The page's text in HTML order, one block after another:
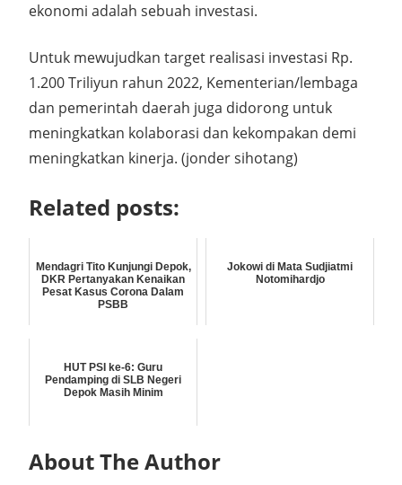
ekonomi adalah sebuah investasi.
Untuk mewujudkan target realisasi investasi Rp.
1.200 Triliyun rahun 2022, Kementerian/lembaga
dan pemerintah daerah juga didorong untuk
meningkatkan kolaborasi dan kekompakan demi
meningkatkan kinerja. (jonder sihotang)
Related posts:
Mendagri Tito Kunjungi Depok,
DKR Pertanyakan Kenaikan
Pesat Kasus Corona Dalam
PSBB
Jokowi di Mata Sudjiatmi
Notomihardjo
HUT PSI ke-6: Guru
Pendamping di SLB Negeri
Depok Masih Minim
About The Author